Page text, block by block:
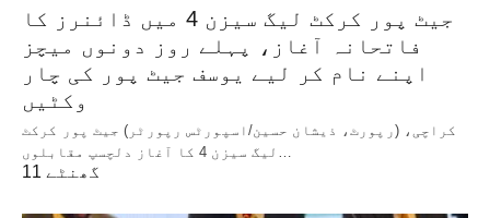
جیٹ پور کرکٹ لیگ سیزن 4 میں ڈائنرز کا
فاتحانہ آغاز، پہلے روز دونوں میچز
اپنے نام کر لیے یوسف جیٹ پور کی چار
وکٹیں
کراچی، (رپورٹ، ذیشان حسین/اسپورٹس رپورٹر) جیٹ پور کرکٹ
11 گھنٹے